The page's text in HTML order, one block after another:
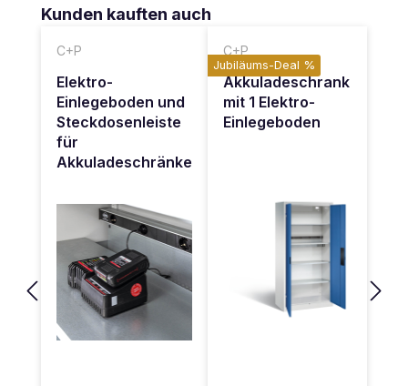
Produktgalerie überspringen
Kunden kauften auch
C+P
Elektro-
Einlegeboden und
Steckdosenleiste
für
Akkuladeschränke
C+P
Jubiläums-Deal %
Akkuladeschrank
mit 1 Elektro-
Einlegeboden